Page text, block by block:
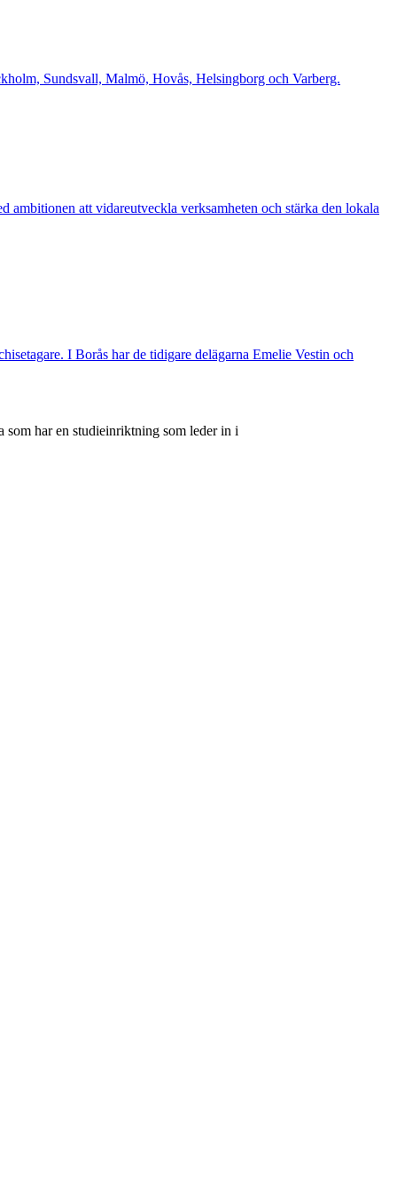
Sundsvall, Malmö, Hovås, Helsingborg och Varberg.
att vidareutveckla verksamheten och stärka den lokala
I Borås har de tidigare delägarna Emelie Vestin och
som har en studieinriktning som leder in i